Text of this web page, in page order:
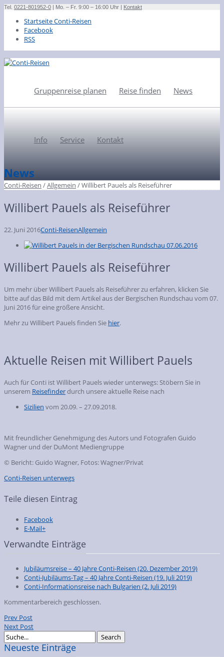
Tel. 0221-801952-0 | Mo. – Fr. 9:00 – 16:00 Uhr | Kontakt
Startseite Conti-Reisen
Facebook
RSS
Gruppenreise planen Reise finden News
Info Service Kontakt
News
Conti-Reisen /Allgemein /Willibert Pauels als Reiseführer
Willibert Pauels als Reiseführer
22. Juni 2016Conti-ReisenAllgemein
Willibert Pauels als Reiseführer
Um mehr über Willibert Pauels als Reiseführer zu erfahren, klicken Sie
bitte auf das Bild mit dem Artikel aus der Bergischen Rundschau vom 07.
Juni 2016 für eine größere Ansicht.
Mehr zu Willibert Pauels finden Sie hier.
Aktuelle Reisen mit Willibert Pauels
Auch für Conti ist Willibert Pauels wieder unterwegs: Stöbern Sie in
unserem Reisefinderdurch unsere aktuelle Reise nach
Sizilien vom 20.09. – 27.09.2018.
Mit freundlicher Genehmigung des Autors und Fotografen Guido
Wagner und der DuMont Mediengruppe
© Bericht: Guido Wagner, Fotos: Wagner/Privat
Conti-Reisen unterwegs
Teile diesen Eintrag
Facebook
E-Mail+
Verwandte Einträge
Jubiläumsreise – 40 Jahre Conti-Reisen (20. Dezember 2019)
Conti-Jubiläums-Tag – 40 Jahre Conti-Reisen (19. Juli 2019)
Conti-Informationsreise nach Bulgarien (2. Juli 2019)
Kommentarbereich geschlossen.
Prev Post
Next Post
Neueste Einträge